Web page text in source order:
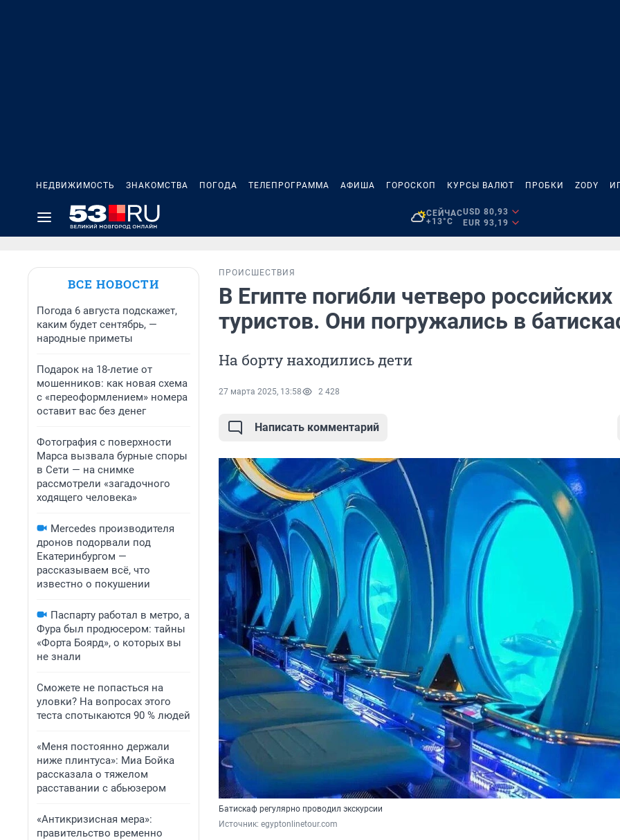
НЕДВИЖИМОСТЬ ЗНАКОМСТВА ПОГОДА ТЕЛЕПРОГРАММА АФИША ГОРОСКОП КУРСЫ ВАЛЮТ ПРОБКИ ZODY
СЕЙЧАС
+13°C
USD 80,93
EUR 93,19
ВСЕ НОВОСТИ
Погода 6 августа подскажет,
каким будет сентябрь, —
народные приметы
Подарок на 18-летие от
мошенников: как новая схема
с «переоформлением» номера
оставит вас без денег
Фотография с поверхности
Марса вызвала бурные споры
в Сети — на снимке
рассмотрели «загадочного
ходящего человека»
Mercedes производителя
дронов подорвали под
Екатеринбургом —
рассказываем всё, что
известно о покушении
Паспарту работал в метро, а
Фура был продюсером: тайны
«Форта Боярд», о которых вы
не знали
Сможете не попасться на
уловки? На вопросах этого
теста спотыкаются 90 % людей
«Меня постоянно держали
ниже плинтуса»: Миа Бойка
рассказала о тяжелом
расставании с абьюзером
«Антикризисная мера»:
правительство временно
ПРОИСШЕСТВИЯ
В Египте погибли четверо российских
туристов. Они погружались в
На борту находились дети
27 марта 2025, 13:58 2 428
Написать комментарий
Батискаф регулярно проводил экскурсии
Источник: egyptonlinetour.com